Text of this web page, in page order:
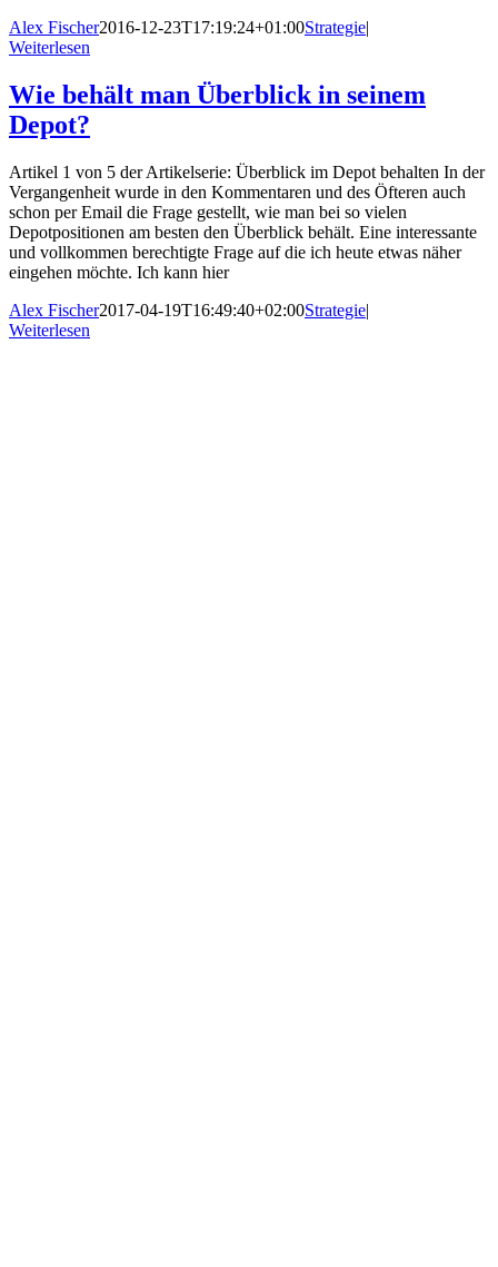
Alex Fischer2016-12-23T17:19:24+01:00Strategie
Weiterlesen
Wie behält man Überblick in seinem
Depot?
Artikel 1 von 5 der Artikelserie: Überblick im Depot behalten In der
Vergangenheit wurde in den Kommentaren und des Öfteren auch
schon per Email die Frage gestellt, wie man bei so vielen
Depotpositionen am besten den Überblick behält. Eine interessante
und vollkommen berechtigte Frage auf die ich heute etwas näher
eingehen möchte. Ich kann hier
Alex Fischer2017-04-19T16:49:40+02:00Strategie|
Weiterlesen